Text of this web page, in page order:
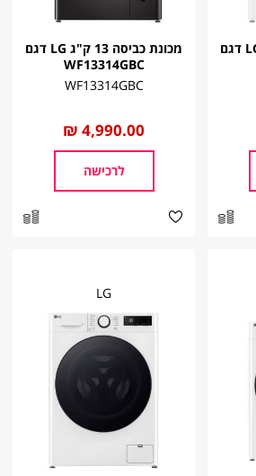
מכונת כביסה 13 ק"ג LG דגם
מכונת כביסה 13 ק"ג LG דגם
WF13314GBC
WF13314GBC
החל
מ
4,990.00 ₪
לרכישה
LG